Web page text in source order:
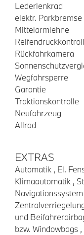
Lederlenkrad
elektr. Parkbremse
Mittelarmlehne
Rückfahrkamera
Wegfahrsperre
Garantie
Traktionskontrolle
Neufahrzeug
Allrad
EXTRAS
Automatik , El.
Klimaautomatik ,
und
bzw. Windowbags